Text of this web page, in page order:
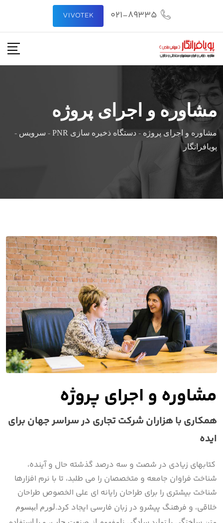
021-89335
VIVOTEK
مشاوره و اجرای پروژه
مشاوره و اجرای پروژه - دستگاه ذخیره سازی PNR - سرویس -
پویافرانگار
مشاوره و اجرای پروژه
همکاری با هزاران شرکت تجاری در سراسر جهان برای
ایده
کتابهای زیادی در شصت و سه درصد گذشته حال و آینده،
شناخت فراوان جامعه و متخصصان را می طلبد، تا با نرم افزارها
شناخت بیشتری را برای طراحان رایانه ای علی الخصوص طراحان
خلاقی، و فرهنگ پیشرو در زبان فارسی ایجاد کرد.لورم ایپسوم